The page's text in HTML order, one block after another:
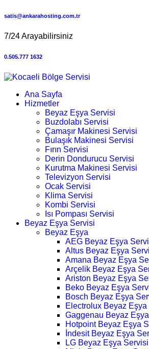
satis@ankarahosting.com.tr
7/24 Arayabilirsiniz
0.505.777 1632
Ana Sayfa
Hizmetler
Beyaz Eşya Servisi
Buzdolabı Servisi
Çamaşır Makinesi Servisi
Bulaşık Makinesi Servisi
Fırın Servisi
Derin Dondurucu Servisi
Kurutma Makinesi Servisi
Televizyon Servisi
Ocak Servisi
Klima Servisi
Kombi Servisi
Isı Pompası Servisi
Beyaz Eşya Servisi
Beyaz Eşya
AEG Beyaz Eşya
Altus Beyaz Eşya
Amana Beyaz Eşya
Arçelik Beyaz Eşya
Ariston Beyaz Eşya
Beko Beyaz Eşya
Bosch Beyaz Eşya
Electrolux Beyaz Eşya
Gaggenau Beyaz
Hotpoint Beyaz Eşya
İndesit Beyaz Eşya
LG Beyaz Eşya Servisi